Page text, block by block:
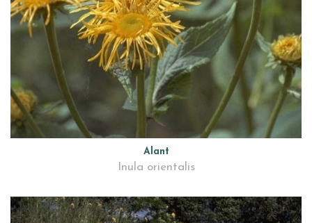
Alant
Inula orientalis